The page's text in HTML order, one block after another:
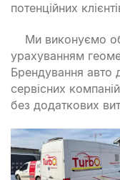
потенційних
Ми виконуємо
урахуванням
Брендування авто
сервісних
без додаткових